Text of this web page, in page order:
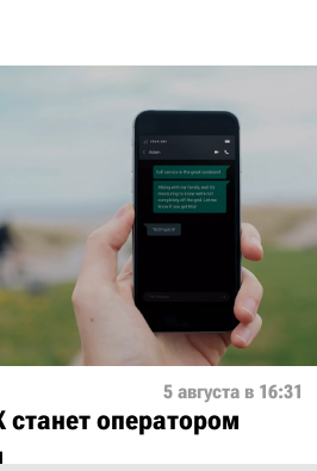
5 августа в 16:31
станет оператором